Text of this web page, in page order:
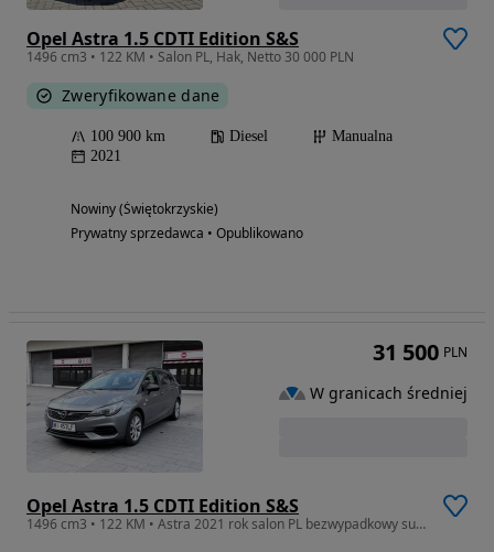
Opel Astra 1.5 CDTI Edition S&S
1496 cm3 • 122 KM • Salon PL, Hak, Netto 30 000 PLN
Zweryfikowane dane
100 900 km Diesel
Manualna
2021
Nowiny (Świętokrzyskie)
Prywatny sprzedawca • Opublikowano
Opel Astra 1.5 CDTI Edition S&S
1496 cm3 • 122 KM • Astra 2021 rok salon PL bezwypadkowy super stan
31 500 PLN
W granicach średniej